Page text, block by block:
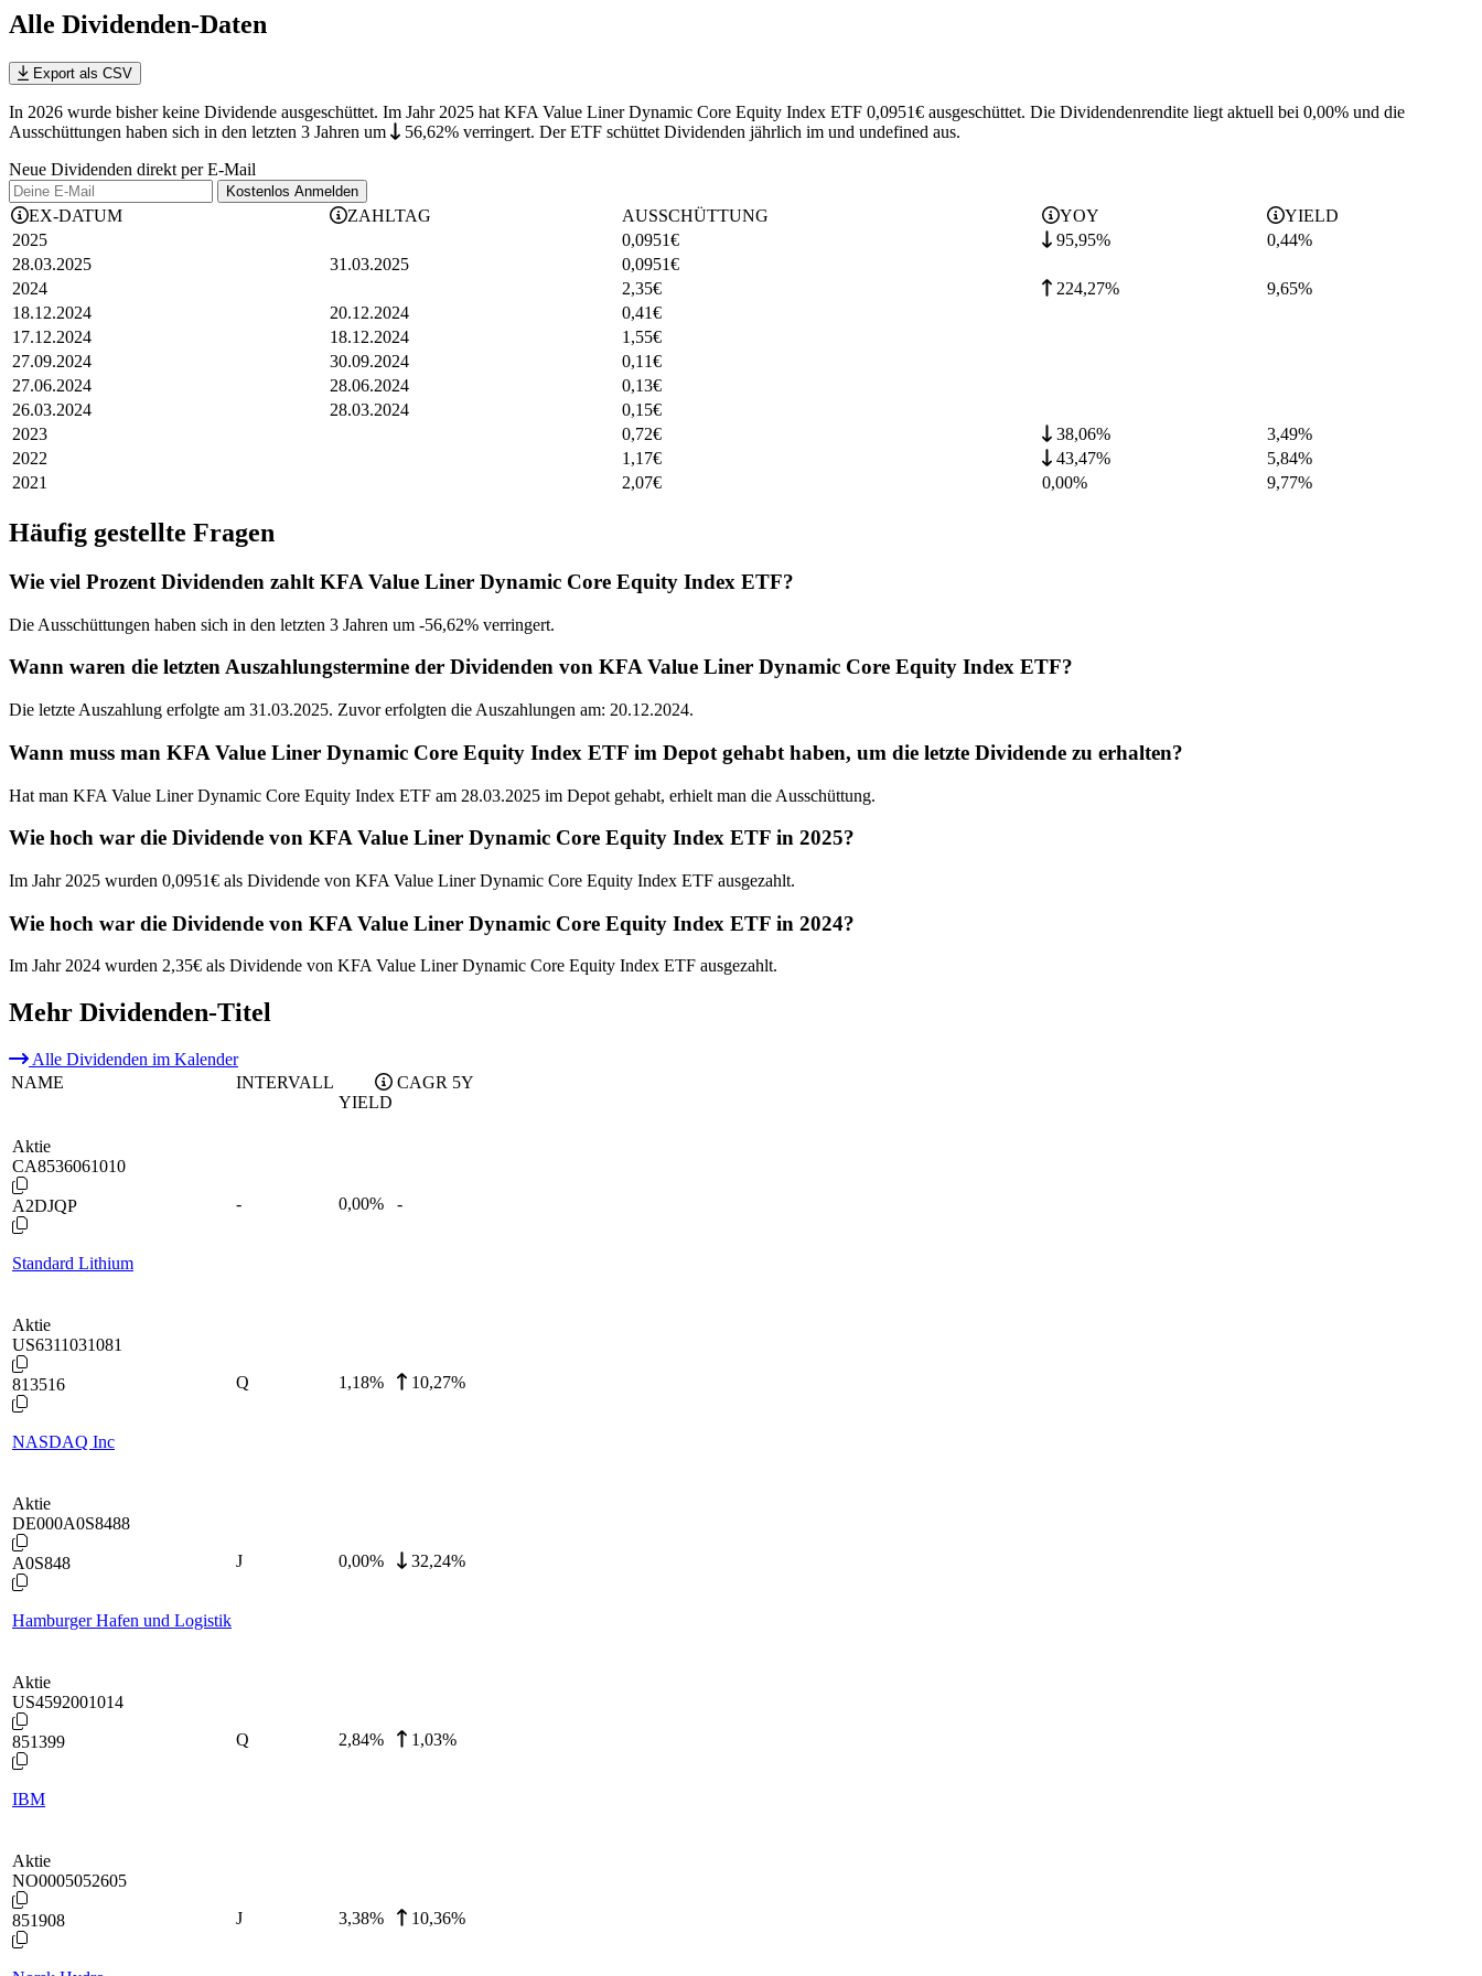
Alle Dividenden-Daten
Export als CSV
In 2026 wurde bisher keine Dividende ausgeschüttet. Im Jahr 2025 hat KFA Value Liner Dynamic Core Equity Index ETF 0,0951€ ausgeschüttet. Die Dividendenrendite liegt aktuell bei 0,00% und die
Ausschüttungen haben sich in den letzten 3 Jahren um 56,62% verringert. Der ETF schüttet Dividenden jährlich im und undefined aus.
Neue Dividenden direkt per E-Mail
Kostenlos Anmelden
EX-DATUM ZAHLTAG AUSSCHÜTTUNG YOY
YIELD
2025
0,0951€ 95,95% 0,44%
28.03.2025
31.03.2025 0,0951€
2024
2,35€ 224,27% 9,65%
18.12.2024
20.12.2024 0,41€
17.12.2024
18.12.2024 1,55€
27.09.2024
30.09.2024 0,11€
27.06.2024
28.06.2024 0,13€
26.03.2024
28.03.2024 0,15€
2023
0,72€ 38,06% 3,49%
2022
1,17€ 43,47% 5,84%
2021
2,07€ 0,00% 9,77%
Häufig gestellte Fragen
Wie viel Prozent Dividenden zahlt KFA Value Liner Dynamic Core Equity Index ETF?
Die Ausschüttungen haben sich in den letzten 3 Jahren um -56,62% verringert.
Wann waren die letzten Auszahlungstermine der Dividenden von KFA Value Liner Dynamic Core Equity Index ETF?
Die letzte Auszahlung erfolgte am 31.03.2025. Zuvor erfolgten die Auszahlungen am: 20.12.2024.
Wann muss man KFA Value Liner Dynamic Core Equity Index ETF im Depot gehabt haben, um die letzte Dividende zu erhalten?
Hat man KFA Value Liner Dynamic Core Equity Index ETF am 28.03.2025 im Depot gehabt, erhielt man die Ausschüttung.
Wie hoch war die Dividende von KFA Value Liner Dynamic Core Equity Index ETF in 2025?
Im Jahr 2025 wurden 0,0951€ als Dividende von KFA Value Liner Dynamic Core Equity Index ETF ausgezahlt.
Wie hoch war die Dividende von KFA Value Liner Dynamic Core Equity Index ETF in 2024?
Im Jahr 2024 wurden 2,35€ als Dividende von KFA Value Liner Dynamic Core Equity Index ETF ausgezahlt.
Mehr Dividenden-Titel
Alle Dividenden im Kalender
NAME
INTERVALL
YIELD
CAGR 5Y
Aktie
CA8536061010
A2DJQP
Standard Lithium
- 0,00% -
Aktie
US6311031081
813516
NASDAQ Inc
Q 1,18% 10,27%
Aktie
DE000A0S8488
A0S848
Hamburger Hafen und Logistik
J 0,00% 32,24%
Aktie
US4592001014
851399
IBM
Q 2,84% 1,03%
Aktie
NO0005052605
851908 J 3,38% 10,36%